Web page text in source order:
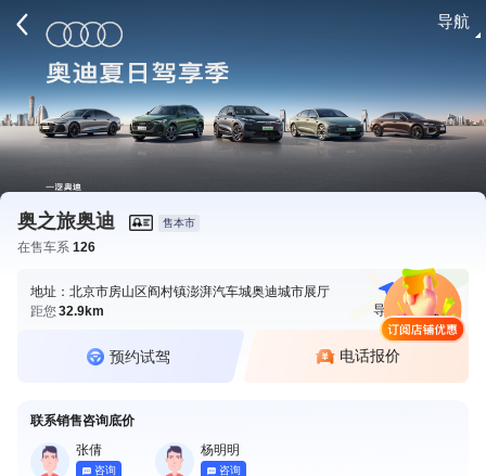
导航
奥之旅奥迪 售本市
在售车系 126
地址：北京市房山区阎村镇澎湃汽车城奥迪城市展厅
距您32.9km 导航 电话
预约试驾 电话报价
联系销售咨询底价
张倩
咨询
杨明明
咨询